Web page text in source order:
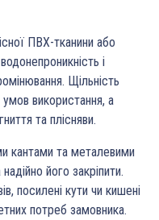
ПВХ-тканини або
і
Щільність
використання, а
та плісняви.
кантами та металевими
його закріпити.
посилені кути чи кишені
потреб замовника.